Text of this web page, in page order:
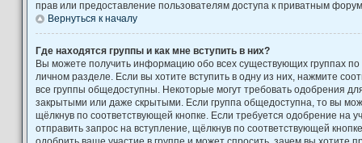
прав или предоставление пользователям доступа к приватным
Вернуться к началу
Где находятся группы и как мне вступить в них?
Вы можете получить информацию обо всех существующих группах
личном разделе. Если вы хотите вступить в одну из них, нажмите
все группы общедоступны. Некоторые могут требовать одобрения
закрытыми или даже скрытыми. Если группа общедоступна, то вы
щёлкнув по соответствующей кнопке. Если требуется одобрение на
отправить запрос на вступление, щёлкнув по соответствующей